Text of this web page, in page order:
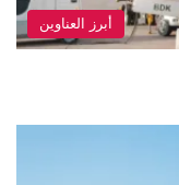
أبرز العناوين